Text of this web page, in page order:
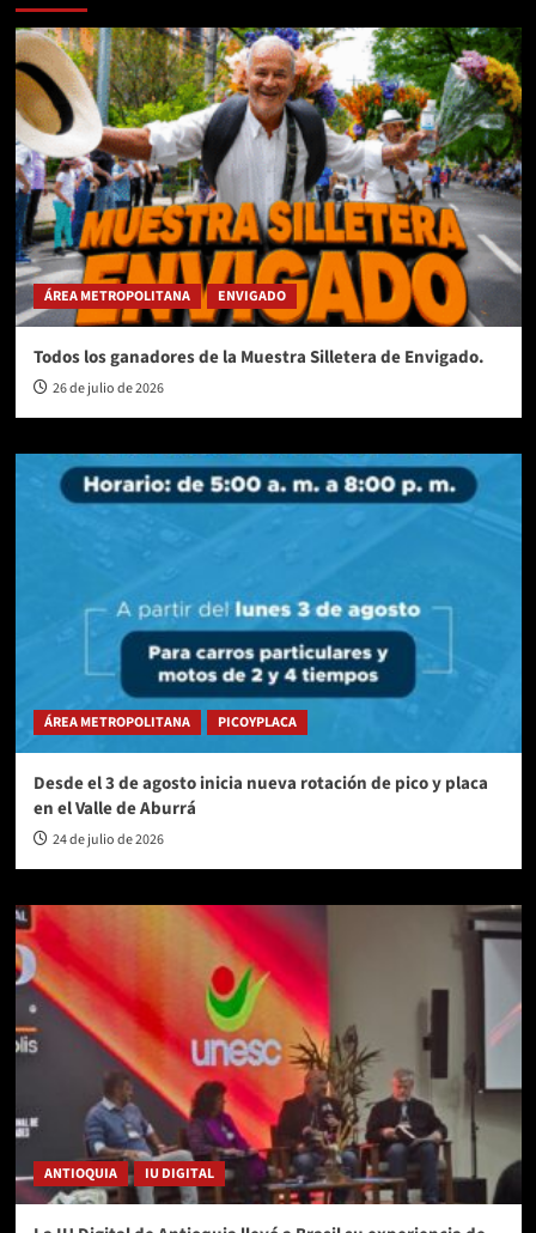
ÁREA METROPOLITANA ENVIGADO
Todos los ganadores de la Muestra Silletera de Envigado.
26 de julio de 2026
ÁREA METROPOLITANA PICOYPLACA
Desde el 3 de agosto inicia nueva rotación de pico y placa
en el Valle de Aburrá
24 de julio de 2026
ANTIOQUIA IU DIGITAL